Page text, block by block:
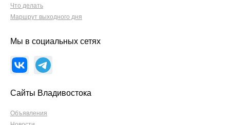
Что делать
Маршрут выходного дня
Мы в социальных сетях
Сайты Владивостока
Объявления